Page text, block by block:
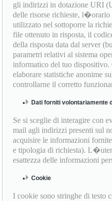
gli indirizzi in dotazione URI
delle risorse richieste, l�orario
utilizzato nel sottoporre la
file ottenuto in risposta, il
della risposta data dal server
parametri relativi al sistema
informatico del tuo
elaborare statistiche anonime
controllarne il corretto
Dati forniti volontariamente
Se si sceglie di interagire con
mail agli indirizzi presenti sul
acquisire le informazioni
e tipologia di richiesta).
esattezza delle informazioni
Cookie
I cookie sono stringhe di testo